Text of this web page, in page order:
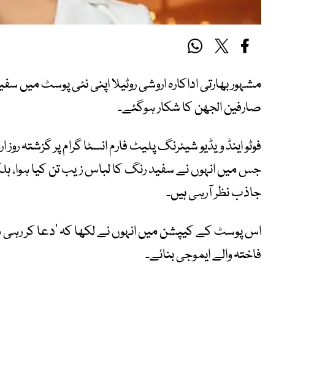
مشہور بھارتی اداکارہ اروشی روٹیلا اپنی نئی پوسٹ میں
صارفین الجھن کا شکار ہوگئے۔
فوٹو اینڈ ویڈیو شیئرنگ پلیٹ فارم انسٹا گرام پر گزشتہ
جس میں انہوں نے سفید رنگ کا لباس زیب تن کیا ہوا،
جاذب نظر آرہی ہیں۔
اس پوسٹ کے کیپشن میں انہوں نے لکھا کہ ’دعا کر
فاختہ والے ایموجی بنائے۔